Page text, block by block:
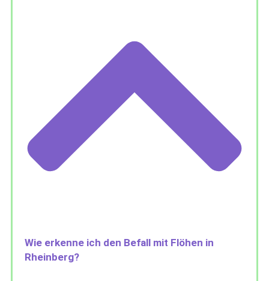
Wie erkenne ich den Befall mit Flöhen in
Rheinberg?